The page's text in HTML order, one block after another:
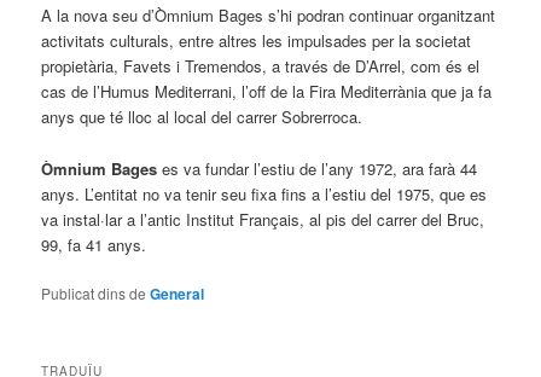
A la nova seu d’Òmnium Bages s’hi podran continuar organitzant
activitats culturals, entre altres les impulsades per la societat
propietària, Favets i Tremendos, a través de D’Arrel, com és el
cas de l’Humus Mediterrani, l’off de la Fira Mediterrània que ja fa
anys que té lloc al local del carrer Sobrerroca.
Òmnium Bages es va fundar l’estiu de l’any 1972, ara farà 44
anys. L’entitat no va tenir seu fixa fins a l’estiu del 1975, que es
va instal·lar a l’antic Institut Français, al pis del carrer del Bruc,
99, fa 41 anys.
Publicat dins de General
TRADUÏU